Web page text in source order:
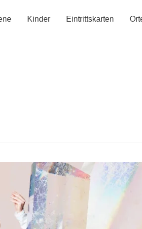
Kinder Eintrittskarten